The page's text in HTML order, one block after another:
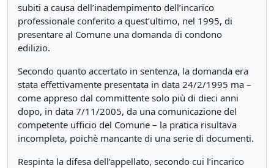
subiti a causa dell’inadempimento dell’incarico
professionale conferito a quest’ultimo, nel 1995, di
presentare al Comune una domanda di condono
edilizio.
Secondo quanto accertato in sentenza, la domanda era
stata effettivamente presentata in data 24/2/1995 ma –
come appreso dal committente solo più di dieci anni
dopo, in data 7/11/2005, da una comunicazione del
competente ufficio del Comune – la pratica risultava
incompleta, poichè mancante di una serie di documenti.
Respinta la difesa dell’appellato, secondo cui l’incarico